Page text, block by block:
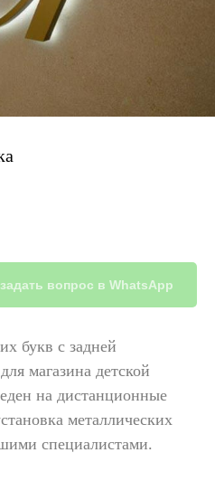
вопрос в WhatsApp
букв с задней
магазина детской
на дистанционные
металлических
специалистами.